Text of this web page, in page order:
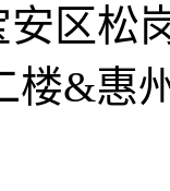
安区松
楼&惠